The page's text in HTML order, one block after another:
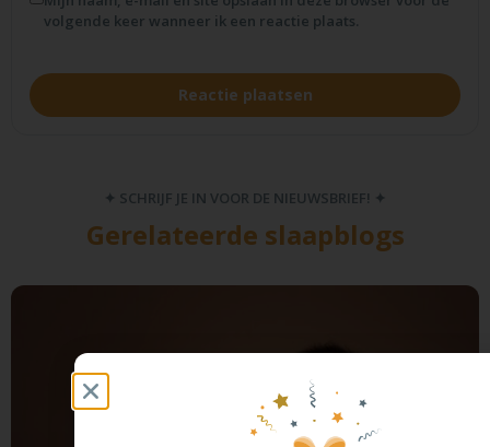
volgende keer wanneer ik een reactie plaats.
✦ SCHRIJF JE IN VOOR DE NIEUWSBRIEF! ✦
Gerelateerde slaapblogs